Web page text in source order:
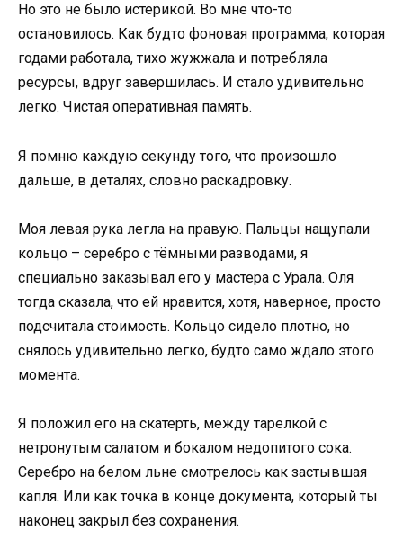
Но это не было истерикой. Во мне что-то
остановилось. Как будто фоновая программа, которая
годами работала, тихо жужжала и потребляла
ресурсы, вдруг завершилась. И стало удивительно
легко. Чистая оперативная память.
Я помню каждую секунду того, что произошло
дальше, в деталях, словно раскадровку.
Моя левая рука легла на правую. Пальцы нащупали
кольцо – серебро с тёмными разводами, я
специально заказывал его у мастера с Урала. Оля
тогда сказала, что ей нравится, хотя, наверное, просто
подсчитала стоимость. Кольцо сидело плотно, но
снялось удивительно легко, будто само ждало этого
момента.
Я положил его на скатерть, между тарелкой с
нетронутым салатом и бокалом недопитого сока.
Серебро на белом льне смотрелось как застывшая
капля. Или как точка в конце документа, который ты
наконец закрыл без сохранения.